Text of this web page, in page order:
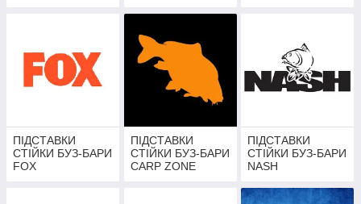
ПІДСТАВКИ
СТІЙКИ БУЗ-БАРИ
FOX
ПІДСТАВКИ
СТІЙКИ БУЗ-БАРИ
CARP ZONE
ПІДСТАВКИ
СТІЙКИ БУЗ-БАРИ
NASH